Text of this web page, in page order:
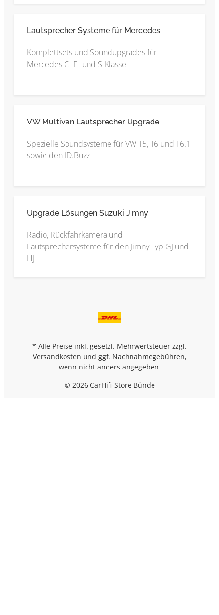
Lautsprecher Systeme für Mercedes
Komplettsets und Soundupgrades für
Mercedes C- E- und S-Klasse
VW Multivan Lautsprecher Upgrade
Spezielle Soundsysteme für VW T5, T6 und T6.1
sowie den ID.Buzz
Upgrade Lösungen Suzuki Jimny
Radio, Rückfahrkamera und
Lautsprechersysteme für den Jimny Typ GJ und
HJ
* Alle Preise inkl. gesetzl. Mehrwertsteuer zzgl.
Versandkosten und ggf. Nachnahmegebühren,
wenn nicht anders angegeben.
© 2026 CarHifi-Store Bünde